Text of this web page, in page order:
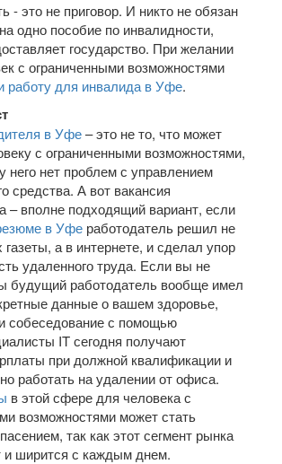
- это не приговор. И никто не обязан
одно пособие по инвалидности,
государство. При желании
с ограниченными возможностями
работу для инвалида в Уфе.
в Уфе– это не то, что может
с ограниченными возможностями,
него нет проблем с управлением
средства. А вот вакансия
– вполне подходящий вариант, если
в Уфе работодатель решил не
газеты, а в интернете, и сделал упор
удаленного труда. Если вы не
будущий работодатель вообще имел
данные о вашем здоровье,
собеседование с помощью
IT сегодня получают
при должной квалификации и
работать на удалении от офиса.
в этой сфере для человека с
возможностями может стать
так как этот сегмент рынка
и ширится с каждым днем.